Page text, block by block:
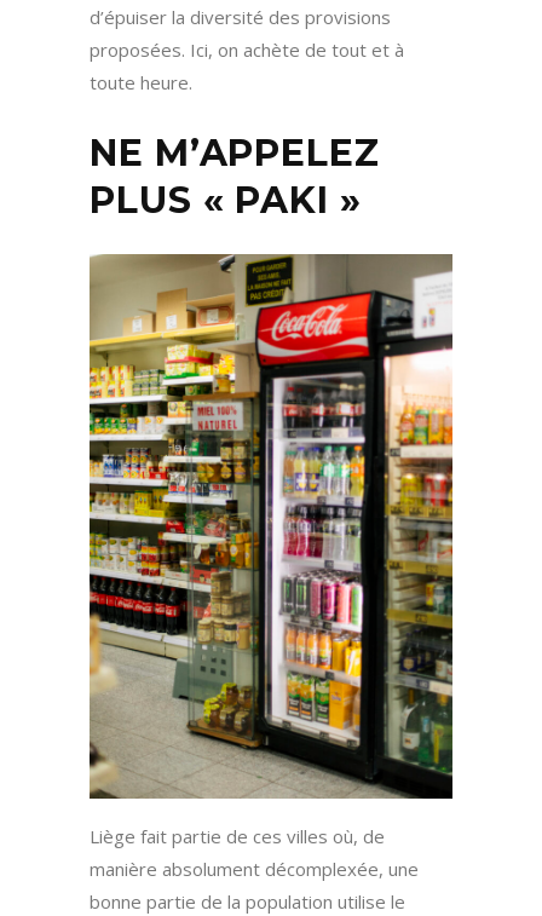
d’épuiser la diversité des provisions
proposées. Ici, on achète de tout et à
toute heure.
NE M’APPELEZ
PLUS « PAKI »
Liège fait partie de ces villes où, de
manière absolument décomplexée, une
bonne partie de la population utilise le